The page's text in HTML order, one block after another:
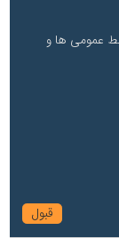
عمومی ها و